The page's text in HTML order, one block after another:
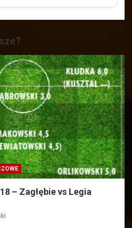
– Zagłębie vs Legia